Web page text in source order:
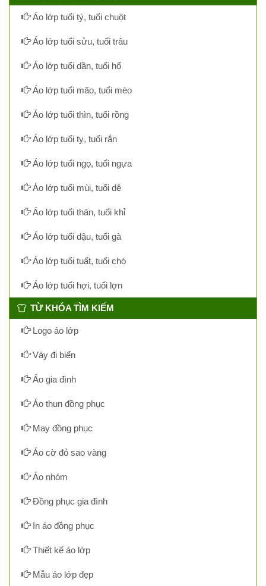
Áo lớp tuổi tý, tuổi chuột
Áo lớp tuổi sửu, tuổi trâu
Áo lớp tuổi dần, tuổi hổ
Áo lớp tuổi mão, tuổi mèo
Áo lớp tuổi thìn, tuổi rồng
Áo lớp tuổi tỵ, tuổi rắn
Áo lớp tuổi ngọ, tuổi ngựa
Áo lớp tuổi mùi, tuổi dê
Áo lớp tuổi thân, tuổi khỉ
Áo lớp tuổi dậu, tuổi gà
Áo lớp tuổi tuất, tuổi chó
Áo lớp tuổi hợi, tuổi lợn
TỪ KHÓA TÌM KIẾM
Logo áo lớp
Váy đi biển
Áo gia đình
Áo thun đồng phục
May đồng phục
Áo cờ đỏ sao vàng
Áo nhóm
Đồng phục gia đình
In áo đồng phục
Thiết kế áo lớp
Mẫu áo lớp đẹp